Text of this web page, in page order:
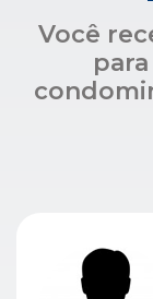
O contato
um